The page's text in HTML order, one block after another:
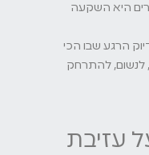
היא השקעה
הרגע שבו הכי
לנשום, להתרחק
עזיבת